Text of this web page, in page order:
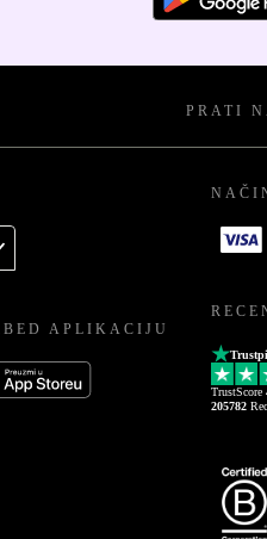
PRATI
APLIKACIJU
TrustScore
205782